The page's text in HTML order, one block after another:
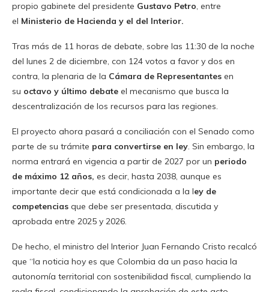
propio gabinete del presidente Gustavo Petro, entre
el Ministerio de Hacienda y el del Interior.
Tras más de 11 horas de debate, sobre las 11:30 de la noche
del lunes 2 de diciembre, con 124 votos a favor y dos en
contra, la plenaria de la Cámara de Representantes en
su octavo y último debate el mecanismo que busca la
descentralización de los recursos para las regiones.
El proyecto ahora pasará a conciliación con el Senado como
parte de su trámite para convertirse en ley. Sin embargo, la
norma entrará en vigencia a partir de 2027 por un periodo
de máximo 12 años, es decir, hasta 2038, aunque es
importante decir que está condicionada a la ley de
competencias que debe ser presentada, discutida y
aprobada entre 2025 y 2026.
De hecho, el ministro del Interior Juan Fernando Cristo recalcó
que “la noticia hoy es que Colombia da un paso hacia la
autonomía territorial con sostenibilidad fiscal, cumpliendo la